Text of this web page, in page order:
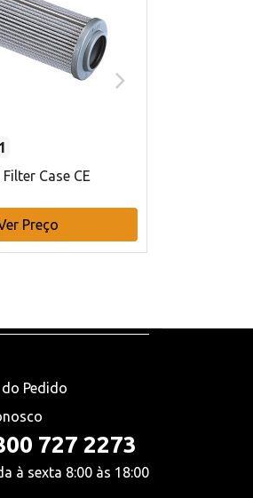
Case CE
Preço
Pedido
727 2273
à sexta 8:00 às 18:00